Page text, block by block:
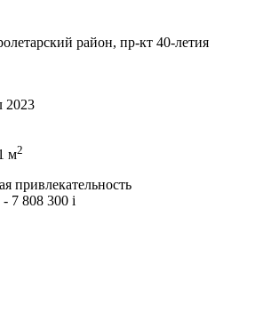
район, пр-кт 40-летия
2023
м2
привлекательность
- 7 808 300 i